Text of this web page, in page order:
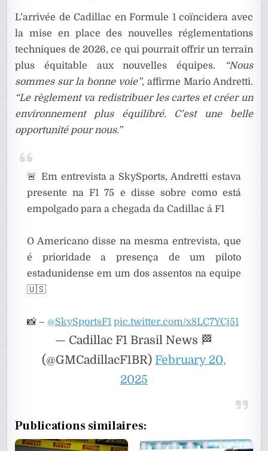
L’arrivée de Cadillac en Formule 1 coïncidera avec
la mise en place des nouvelles réglementations
techniques de 2026, ce qui pourrait offrir un terrain
plus équitable aux nouvelles équipes.
“Nous
sommes sur la bonne voie”, affirme Mario Andretti.
“Le règlement va redistribuer les cartes et créer un
environnement plus équilibré. C’est une belle
opportunité pour nous.”
🚨 Em entrevista a SkySports, Andretti estava
presente na F1 75 e disse sobre como está
empolgado para a chegada da Cadillac á F1
O Americano disse na mesma entrevista, que
é prioridade a presença de um piloto
estadunidense em um dos assentos na equipe
🇺🇸
📸 –@SkySportsF1 pic.twitter.com/x8LC7YCj51
— Cadillac F1 Brasil News 🏁
(@GMCadillacF1BR) February 20,
2025
Publications similaires: